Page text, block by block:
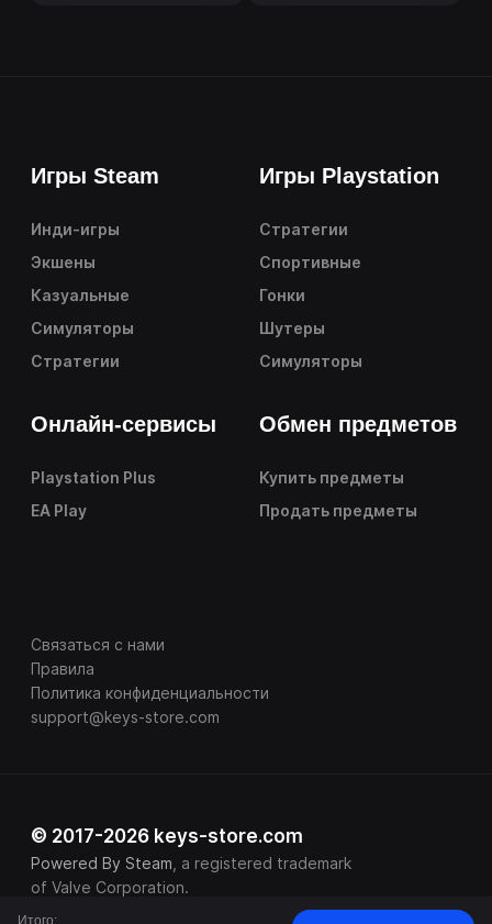
Итого:
Игры Steam
Инди-игры
Экшены
Казуальные
Симуляторы
Стратегии
Игры Playstation
Стратегии
Спортивные
Гонки
Шутеры
Симуляторы
Онлайн-сервисы
Playstation Plus
EA Play
Обмен предметов
Купить предметы
Продать предметы
Связаться с нами
Правила
Политика конфиденциальности
support@keys-store.com
© 2017-2026 keys-store.com
Powered By Steam , a registered trademark
of Valve Corporation.